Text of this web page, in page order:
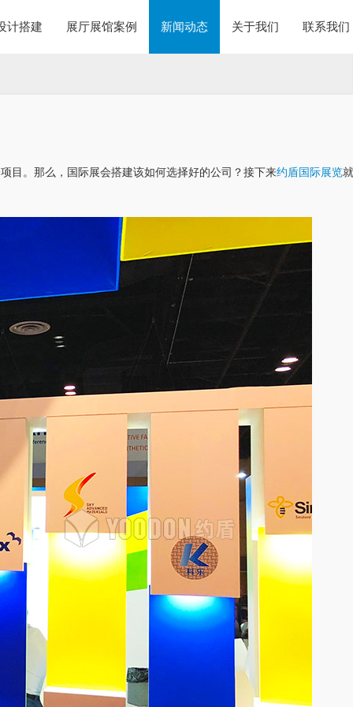
计搭建 展厅展馆案例 新闻动态 关于我们 联系我们
目。那么，国际展会搭建该如何选择好的公司？接下来约盾国际展览